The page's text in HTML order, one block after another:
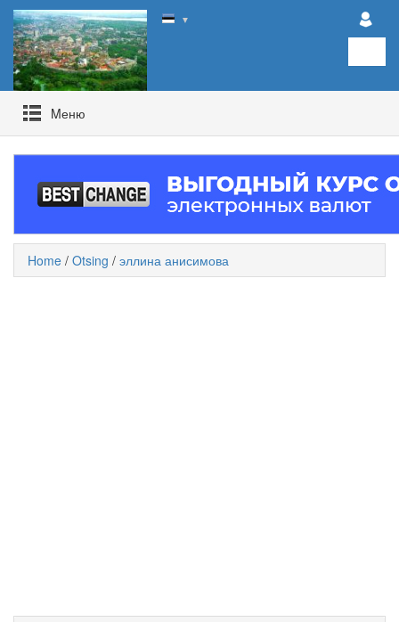
▼
Mеню
Home / Otsing / эллина анисимова